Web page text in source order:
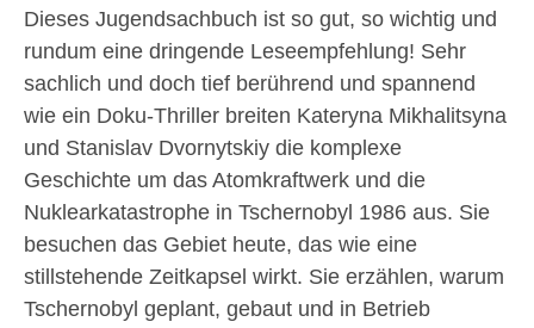
Dieses Jugendsachbuch ist so gut, so wichtig und
rundum eine dringende Leseempfehlung! Sehr
sachlich und doch tief berührend und spannend
wie ein Doku-Thriller breiten Kateryna Mikhalitsyna
und Stanislav Dvornytskiy die komplexe
Geschichte um das Atomkraftwerk und die
Nuklearkatastrophe in Tschernobyl 1986 aus. Sie
besuchen das Gebiet heute, das wie eine
stillstehende Zeitkapsel wirkt. Sie erzählen, warum
Tschernobyl geplant, gebaut und in Betrieb